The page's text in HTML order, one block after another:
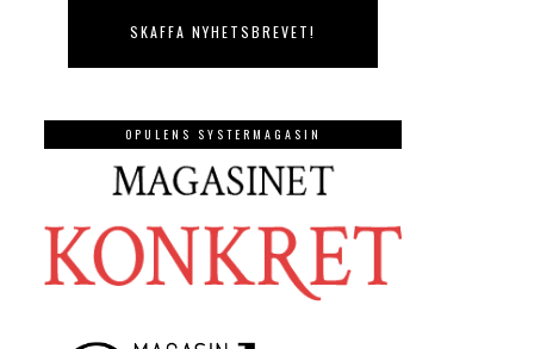
OPULENS SYSTERMAGASIN